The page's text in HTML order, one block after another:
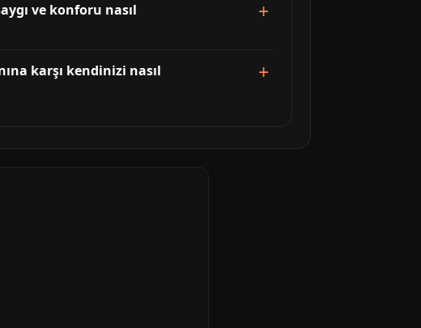
ve konforu nasıl
karşı kendinizi nasıl